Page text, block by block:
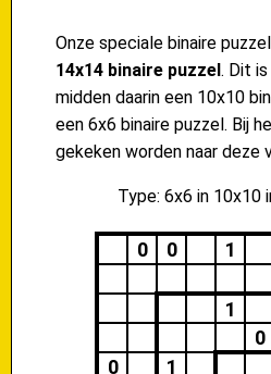
Onze speciale binaire
14x14 binaire puzzel. Dit
midden daarin een 10x10
een 6x6 binaire puzzel. Bij
gekeken worden naar deze
Type: 6x6 in 10x10
0 0 1
1
0
0
1